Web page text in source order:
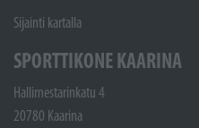
Sijainti kartalla
SPORTTIKONE KAARINA
Hallimestarinkatu 4
20780 Kaarina